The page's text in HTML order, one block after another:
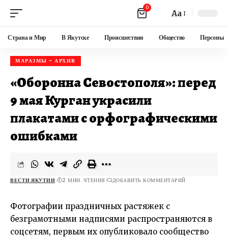
0
Aa
Страна и Мир В Якутске Происшествия Общество Персоны
МАРАЗМЫ - АРХИВ
«Оборонна Севостополя»: перед
9 мая Курган украсили
плакатами с орфографическими
ошибками
ВЕСТИ ЯКУТИИ 2 МИН. ЧТЕНИЯ ДОБАВИТЬ КОММЕНТАРИЙ
Фотографии праздничных растяжек с
безграмотными надписями распространяются в
соцсетям, первым их опубликовало сообщество